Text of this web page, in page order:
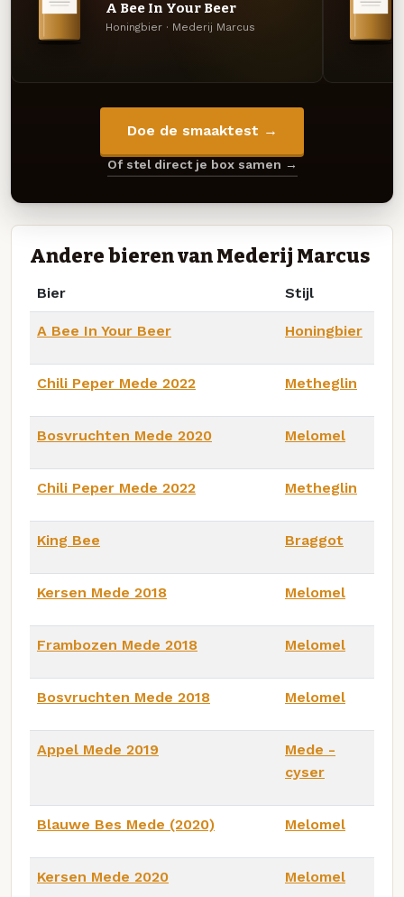
A Bee In Your Beer
Honingbier · Mederij Marcus
Doe de smaaktest →
Of stel direct je box samen →
Andere bieren van Mederij Marcus
Bier Stijl
A Bee In Your Beer Honingbier
Chili Peper Mede 2022 Metheglin
Bosvruchten Mede 2020 Melomel
Chili Peper Mede 2022 Metheglin
King Bee Braggot
Kersen Mede 2018 Melomel
Frambozen Mede 2018 Melomel
Bosvruchten Mede 2018 Melomel
Appel Mede 2019
Mede -
cyser
Blauwe Bes Mede (2020) Melomel
Kersen Mede 2020 Melomel